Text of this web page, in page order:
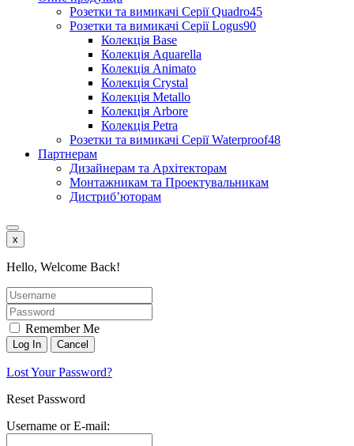
Розетки та вимикачі Серії Quadro45
Розетки та вимикачі Серії Logus90
Колекція Base
Колекція Aquarella
Колекція Animato
Колекція Crystal
Колекція Metallo
Колекція Arbore
Колекція Petra
Розетки та вимикачі Серії Waterproof48
Партнерам
Дизайнерам та Архітекторам
Монтажникам та Проектувальникам
Дистриб’юторам
x
Hello, Welcome Back!
Remember Me
Lost Your Password?
Reset Password
Username or E-mail: